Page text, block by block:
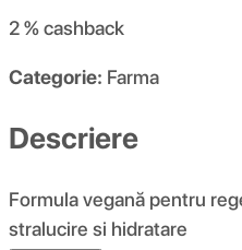
2 %cashback
Categorie: Farma
Descriere
Formula vegană pentru
stralucire si hidratare